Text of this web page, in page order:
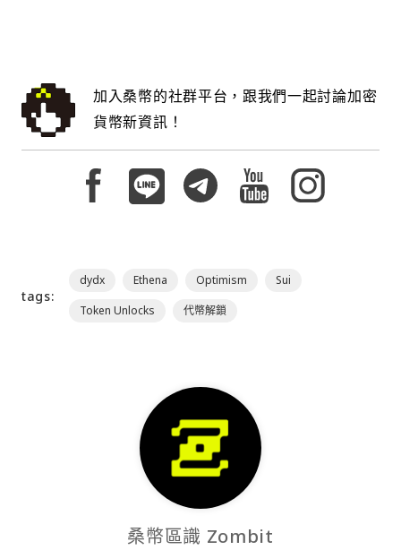
加入桑幣的社群平台，跟我們一起討論加密
貨幣新資訊！
tags:
dydx Ethena Optimism
Sui
Token Unlocks
代幣解鎖
桑幣區識 Zombit